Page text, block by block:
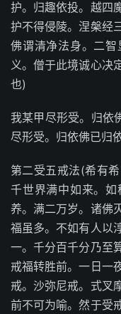
护。归趣依投。越四
护不得侵陵。涅槃经
佛谓清净法身。二
义。僧于此境诚心决
也)
我某甲尽形受。归依
尽形受。归依佛已归
第二受五戒法(希有
千世界满中如来。
养。满二万岁。诸佛
福虽多。不如有人以
一。千分百千分乃至
戒福转胜前。一日一
戒。沙弥尼戒。式叉
前不可为喻。然于受